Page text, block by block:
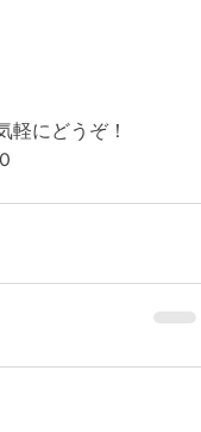
軽にどうぞ！